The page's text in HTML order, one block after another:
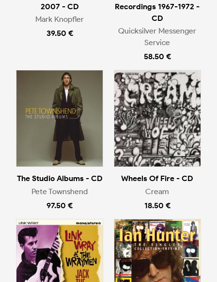
2007 - CD
Mark Knopfler
39.50 €
Recordings 1967-1972 -
CD
Quicksilver Messenger
Service
58.50 €
The Studio Albums - CD
Pete Townshend
97.50 €
Wheels Of Fire - CD
Cream
18.50 €